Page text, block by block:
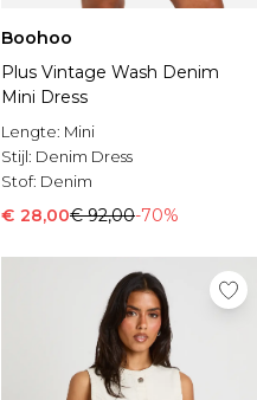
Boohoo
Plus Vintage Wash Denim
Mini Dress
Lengte: Mini
Stijl: Denim Dress
Stof: Denim
€ 28,00€ 92,00-70%